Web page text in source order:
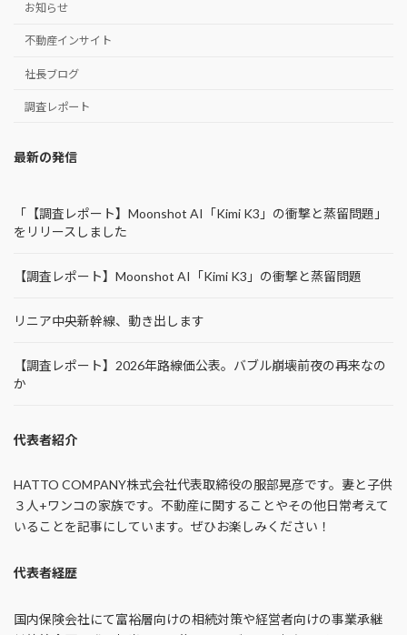
お知らせ
不動産インサイト
社長ブログ
調査レポート
最新の発信
「【調査レポート】Moonshot AI「Kimi K3」の衝撃と蒸留問題」
をリリースしました
【調査レポート】Moonshot AI「Kimi K3」の衝撃と蒸留問題
リニア中央新幹線、動き出します
【調査レポート】2026年路線価公表。バブル崩壊前夜の再来なの
か
代表者紹介
HATTO COMPANY株式会社代表取締役の服部晃彦です。妻と子供
３人+ワンコの家族です。不動産に関することやその他日常考えて
いることを記事にしています。ぜひお楽しみください！
代表者経歴
国内保険会社にて富裕層向けの相続対策や経営者向けの事業承継